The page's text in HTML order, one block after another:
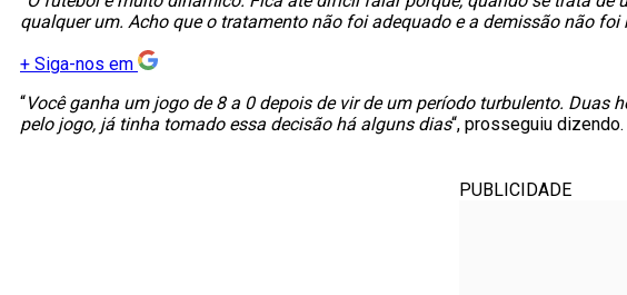
qualquer um. Acho que o tratamento não foi adequado e a demissão não foi
+ Siga-nos em
“Você ganha um jogo de 8 a 0 depois de vir de um período turbulento.
pelo jogo, já tinha tomado essa decisão há alguns dias“, prosseguiu dizendo.
PUBLICIDADE